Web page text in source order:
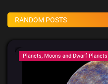
RANDOM POSTS
Planets, Moons and Dwarf Planets